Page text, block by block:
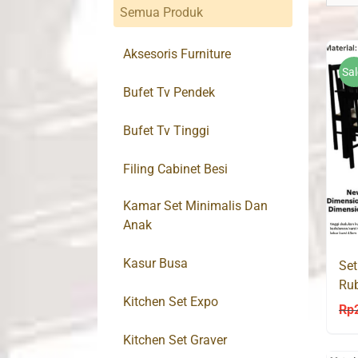
Rp
Semua Produk
Aksesoris Furniture
Bufet Tv Pendek
Bufet Tv Tinggi
Filing Cabinet Besi
Kamar Set Minimalis Dan
Anak
Kasur Busa
Kitchen Set Expo
Kitchen Set Graver